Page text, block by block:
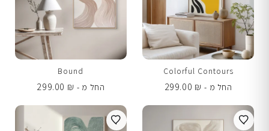
Colorful Contours
החל מ -
299.00 ₪
Bound
החל מ -
299.00 ₪